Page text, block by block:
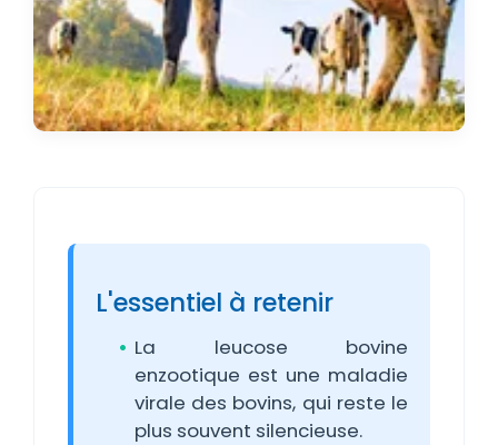
L'essentiel à retenir
La leucose bovine
enzootique est une maladie
virale des bovins, qui reste le
plus souvent silencieuse.